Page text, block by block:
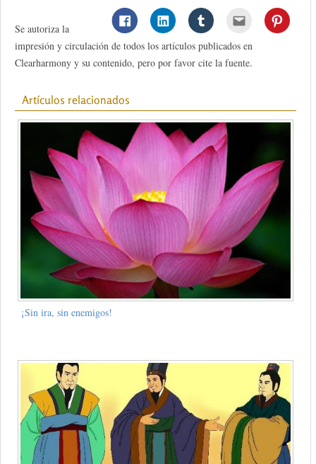
Se autoriza la
impresión y circulación de todos los artículos publicados en
Clearharmony y su contenido, pero por favor cite la fuente.
Artículos relacionados
¡Sin ira, sin enemigos!